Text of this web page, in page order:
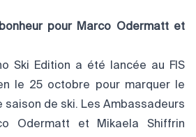
pour Marco Odermatt et
Ski Edition a été lancée au FIS
le 25 octobre pour marquer le
saison de ski. Les Ambassadeurs
Odermatt et Mikaela Shiffrin